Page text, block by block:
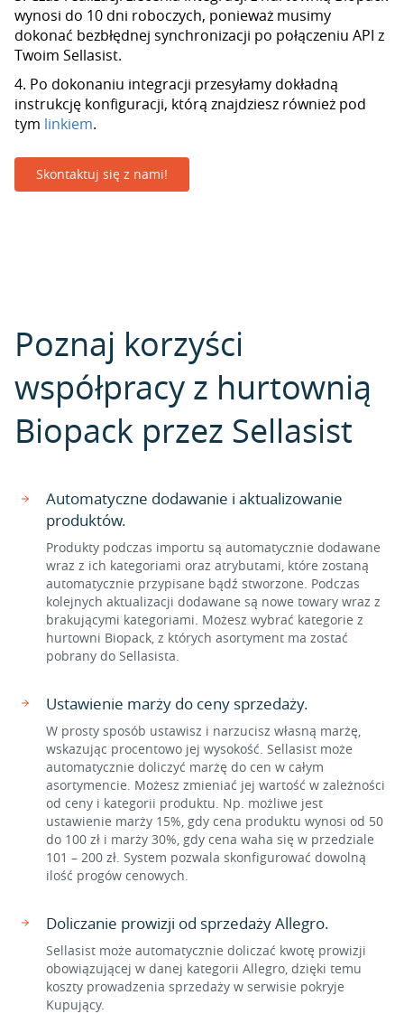
wynosi do 10 dni roboczych, ponieważ musimy
dokonać bezbłędnej synchronizacji po połączeniu API z
Twoim Sellasist.
4. Po dokonaniu integracji przesyłamy dokładną
instrukcję konfiguracji, którą znajdziesz również pod
tym linkiem.
Skontaktuj się z nami!
Poznaj korzyści
współpracy z hurtownią
Biopack przez Sellasist
Automatyczne dodawanie i aktualizowanie
produktów.
Produkty podczas importu są automatycznie dodawane
wraz z ich kategoriami oraz atrybutami, które zostaną
automatycznie przypisane bądź stworzone. Podczas
kolejnych aktualizacji dodawane są nowe towary wraz z
brakującymi kategoriami. Możesz wybrać kategorie z
hurtowni Biopack, z których asortyment ma zostać
pobrany do Sellasista.
Ustawienie marży do ceny sprzedaży.
W prosty sposób ustawisz i narzucisz własną marżę,
wskazując procentowo jej wysokość. Sellasist może
automatycznie doliczyć marżę do cen w całym
asortymencie. Możesz zmieniać jej wartość w zależności
od ceny i kategorii produktu. Np. możliwe jest
ustawienie marży 15%, gdy cena produktu wynosi od 50
do 100 zł i marży 30%, gdy cena waha się w przedziale
101 – 200 zł. System pozwala skonfigurować dowolną
ilość progów cenowych.
Doliczanie prowizji od sprzedaży Allegro.
Sellasist może automatycznie doliczać kwotę prowizji
obowiązującej w danej kategorii Allegro, dzięki temu
koszty prowadzenia sprzedaży w serwisie pokryje
Kupujący.